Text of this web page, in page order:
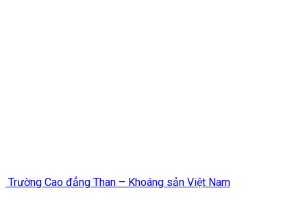
Trường Cao đẳng Than – Khoáng sản Việt Nam